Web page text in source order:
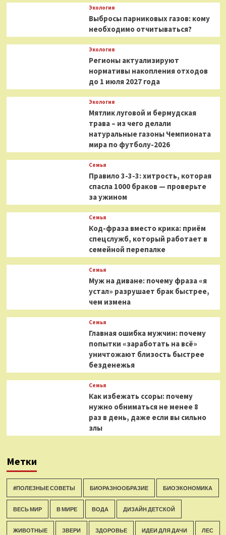
Экология
Выбросы парниковых газов: кому
необходимо отчитываться?
Экология
Регионы актуализируют
нормативы накопления отходов
до 1 июля 2027 года
Экология
Мятлик луговой и бермудская
трава – из чего делали
натуральные газоны Чемпионата
мира по футболу-2026
Семья
Правило 3-3-3: хитрость, которая
спасла 1000 браков — проверьте
за ужином
Семья
Код-фраза вместо крика: приём
спецслужб, который работает в
семейной перепалке
Семья
Муж на диване: почему фраза «я
устал» разрушает брак быстрее,
чем измена
Семья
Главная ошибка мужчин: почему
попытки «заработать на всё»
уничтожают близость быстрее
безденежья
Семья
Как избежать ссоры: почему
нужно обниматься не менее 8
раз в день, даже если вы сильно
злы
Метки
#ПОЛЕЗНЫЕ СОВЕТЫ БИОРАЗНООБРАЗИЕ БИОЭКОНОМИКА
ВЕСЬ МИР В МИРЕ ВОДА ДИЗАЙН ДЕТСКОЙ
ЖИВОТНЫЕ ЗВЕРИ ЗДОРОВЬЕ ИДЕИ ДЛЯ ДАЧИ ЛЕС